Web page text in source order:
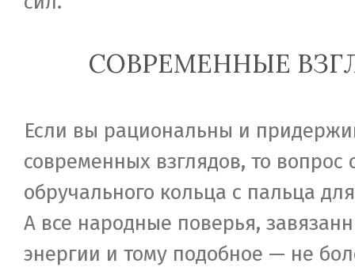
СОВРЕМЕННЫЕ
Если вы рациональны и
современных взглядов, то вопрос
обручального кольца с пальца
А все народные поверья,
энергии и тому подобное — не